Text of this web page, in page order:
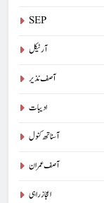
SEP
آرٹیکل
آصف نذیر
ادیبات
آسناتھ کنول
آصف عمران
اعجاز راہی